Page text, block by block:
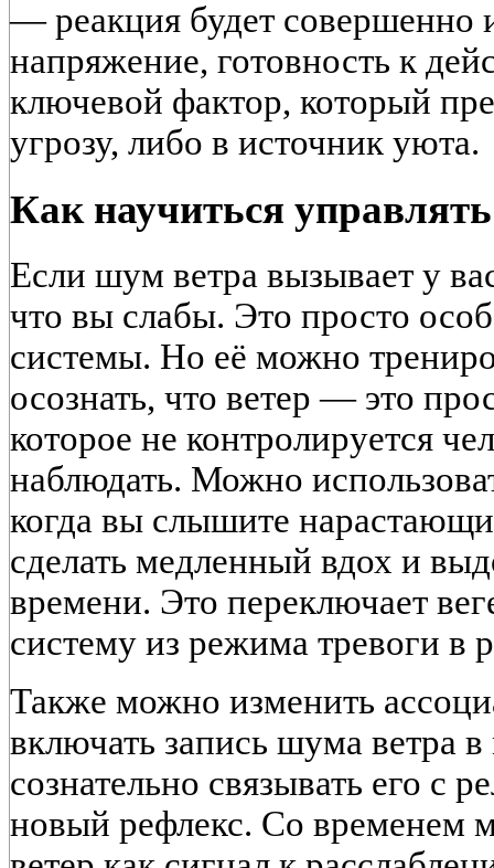
— реакция будет совершенно
напряжение, готовность к
ключевой фактор, который
угрозу, либо в источник уюта.
Как научиться
Если шум ветра вызывает у
что вы слабы. Это просто
системы. Но её можно
осознать, что ветер — это
которое не контролируется
наблюдать. Можно
когда вы слышите
сделать медленный вдох и
времени. Это переключает
систему из режима тревоги в
Также можно изменить
включать запись шума ветра
сознательно связывать его с
новый рефлекс. Со временем